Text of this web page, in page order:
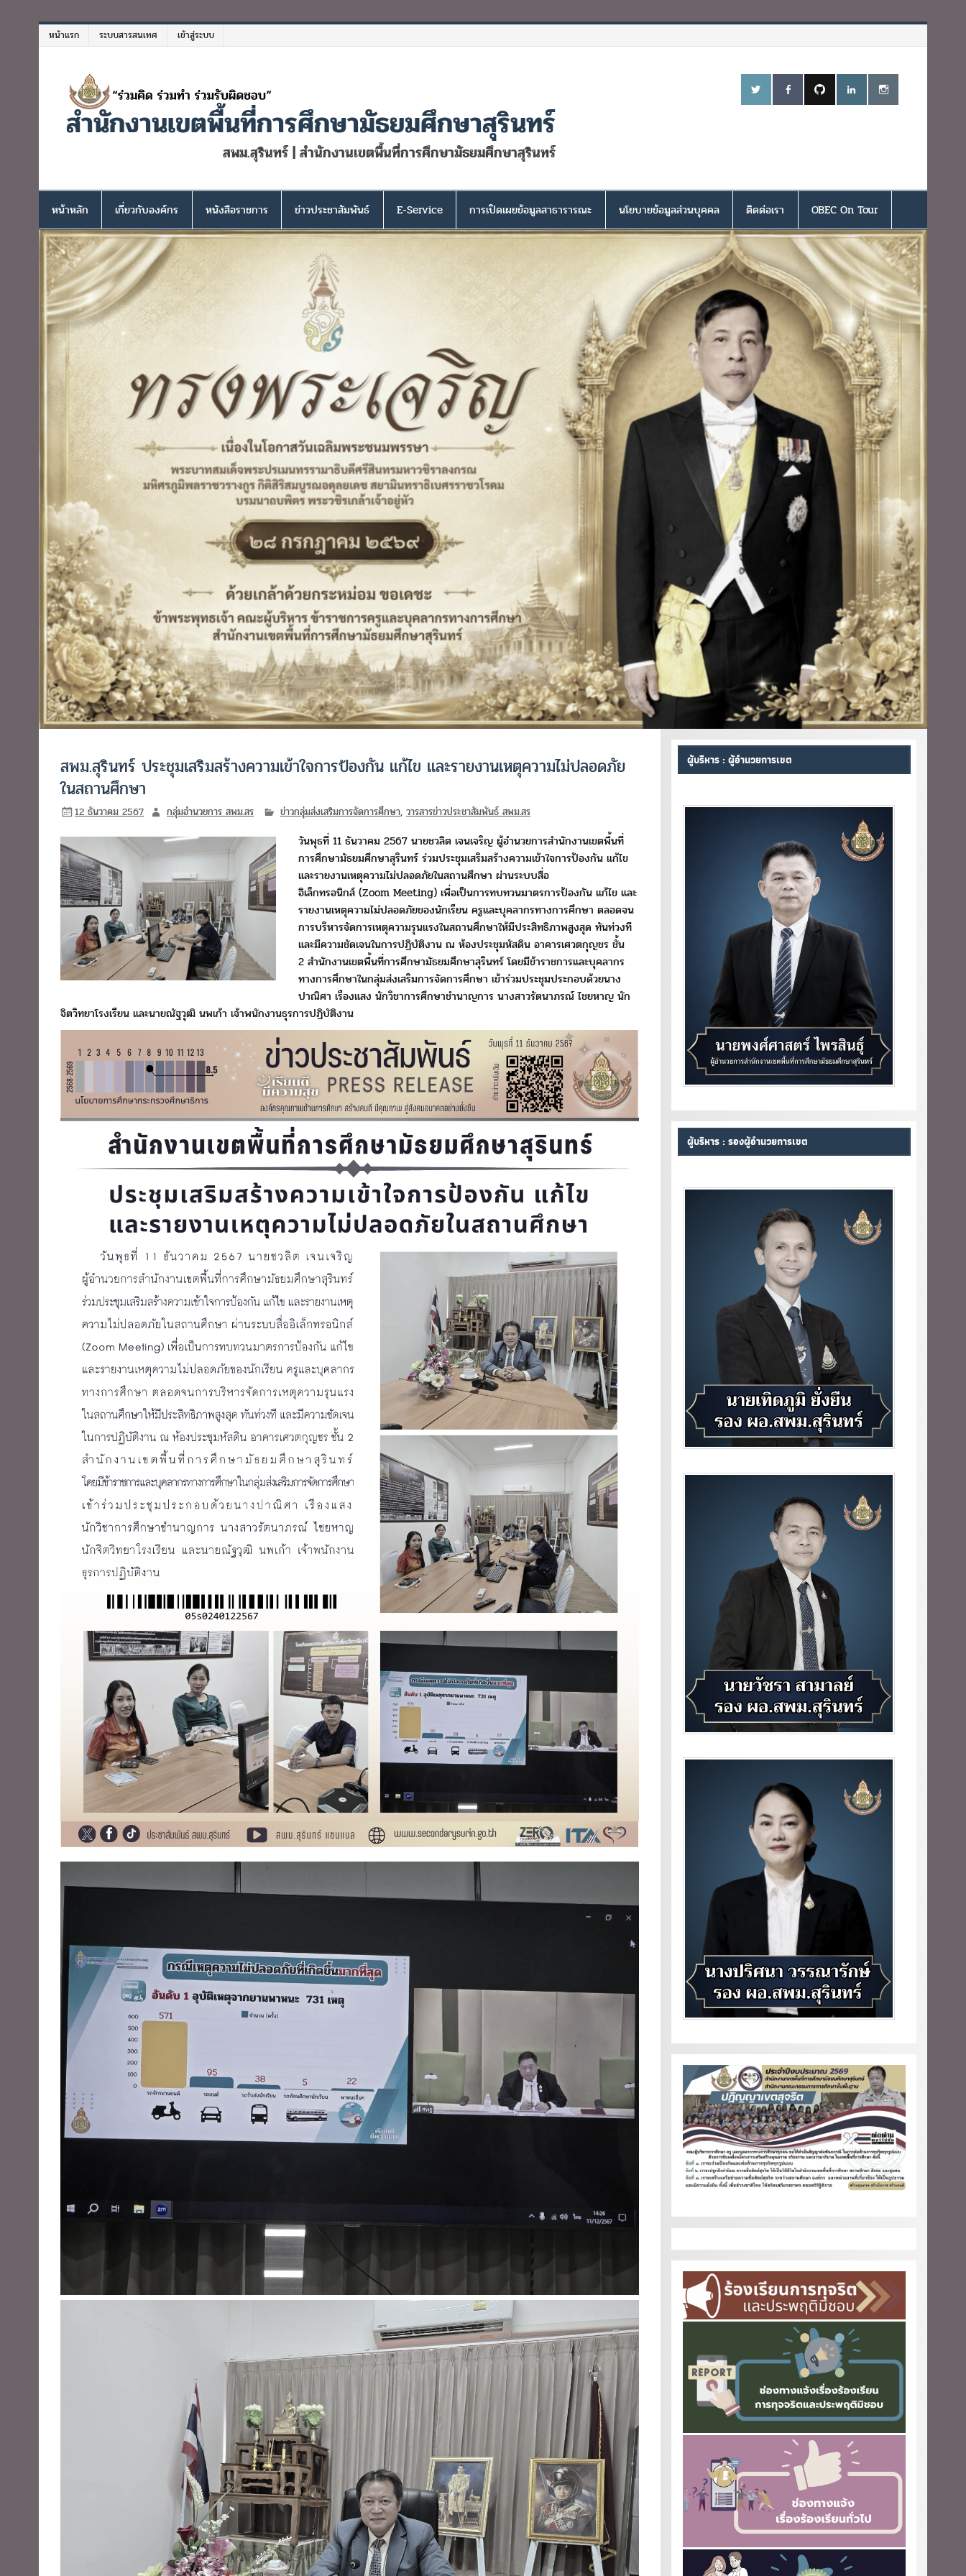
หน้าแรก ระบบสารสนเทศ เข้าสู่ระบบ
สำนักงานเขตพื้นที่การศึกษามัธยมศึกษาสุรินทร์
สพม.สุรินทร์ | สำนักงานเขตพื้นที่การศึกษามัธยมศึกษาสุรินทร์
หน้าหลัก เกี่ยวกับองค์กร หนังสือราชการ ข่าวประชาสัมพันธ์ E-Service การเปิดเผยข้อมูลสาธารารณะ นโยบายข้อมูลส่วนบุคคล ติดต่อเรา OBEC On Tour
สพม.สุรินทร์ ประชุมเสริมสร้างความเข้าใจการป้องกัน แก้ไข และรายงานเหตุความไม่ปลอดภัย
ในสถานศึกษา
12 ธันวาคม 2567 กลุ่มอำนวยการ สพม.สร ข่าวกลุ่มส่งเสริมการจัดการศึกษา, วารสารข่าวประชาสัมพันธ์ สพม.สร
วันพุธที่ 11 ธันวาคม 2567 นายชวลิต เจนเจริญ ผู้อำนวยการสำนักงานเขตพื้นที่
การศึกษามัธยมศึกษาสุรินทร์ ร่วมประชุมเสริมสร้างความเข้าใจการป้องกัน แก้ไข
และรายงานเหตุความไม่ปลอดภัยในสถานศึกษา ผ่านระบบสื่อ
อิเล็กทรอนิกส์ (Zoom Meeting) เพื่อเป็นการทบทวนมาตรการป้องกัน แก้ไข และ
รายงานเหตุความไม่ปลอดภัยของนักเรียน ครูและบุคลากรทางการศึกษา ตลอดจน
การบริหารจัดการเหตุความรุนแรงในสถานศึกษาให้มีประสิทธิภาพสูงสุด ทันท่วงที
และมีความชัดเจนในการปฏิบัติงาน ณ ห้องประชุมหัสดิน อาคารเศวตกุญชร ชั้น
2 สำนักงานเขตพื้นที่การศึกษามัธยมศึกษาสุรินทร์โดยมีข้าราชการและบุคลากร
ทางการศึกษาในกลุ่มส่งเสริมการจัดการศึกษา เข้าร่วมประชุมประกอบด้วยนาง
ปาณิศา เรืองแสง นักวิชาการศึกษาชำนาญการ นางสาวรัตนาภรณ์ ไชยหาญ นัก
จิตวิทยาโรงเรียน และนายณัฐวุฒิ นพเก้า เจ้าพนักงานธุรการปฏิบัติงาน
ผู้บริหาร : ผู้อำนวยการเขต
ผู้บริหาร : รองผู้อำนวยการเขต